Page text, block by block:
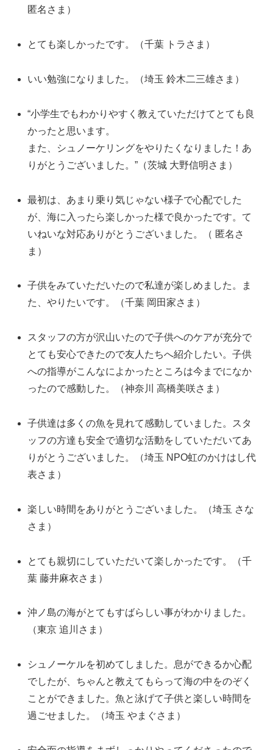
匿名さま）
とても楽しかったです。（千葉 トラさま）
いい勉強になりました。（埼玉 鈴木二三雄さま）
“小学生でもわかりやすく教えていただけてとても良
かったと思います。
また、シュノーケリングをやりたくなりました！あ
りがとうございました。”（茨城 大野信明さま）
最初は、あまり乗り気じゃない様子で心配でした
が、海に入ったら楽しかった様で良かったです。て
いねいな対応ありがとうございました。（ 匿名さ
ま）
子供をみていただいたので私達が楽しめました。ま
た、やりたいです。（千葉 岡田家さま）
スタッフの方が沢山いたので子供へのケアが充分で
とても安心できたので友人たちへ紹介したい。子供
への指導がこんなによかったところは今までになか
ったので感動した。（神奈川 高橋美咲さま）
子供達は多くの魚を見れて感動していました。スタ
ッフの方達も安全で適切な活動をしていただいてあ
りがとうございました。（埼玉 NPO虹のかけはし代
表さま）
楽しい時間をありがとうございました。（埼玉 さな
さま）
とても親切にしていただいて楽しかったです。（千
葉 藤井麻衣さま）
沖ノ島の海がとてもすばらしい事がわかりました。
（東京 追川さま）
シュノーケルを初めてしました。息ができるか心配
でしたが、ちゃんと教えてもらって海の中をのぞく
ことができました。魚と泳げて子供と楽しい時間を
過ごせました。（埼玉 やまぐさま）